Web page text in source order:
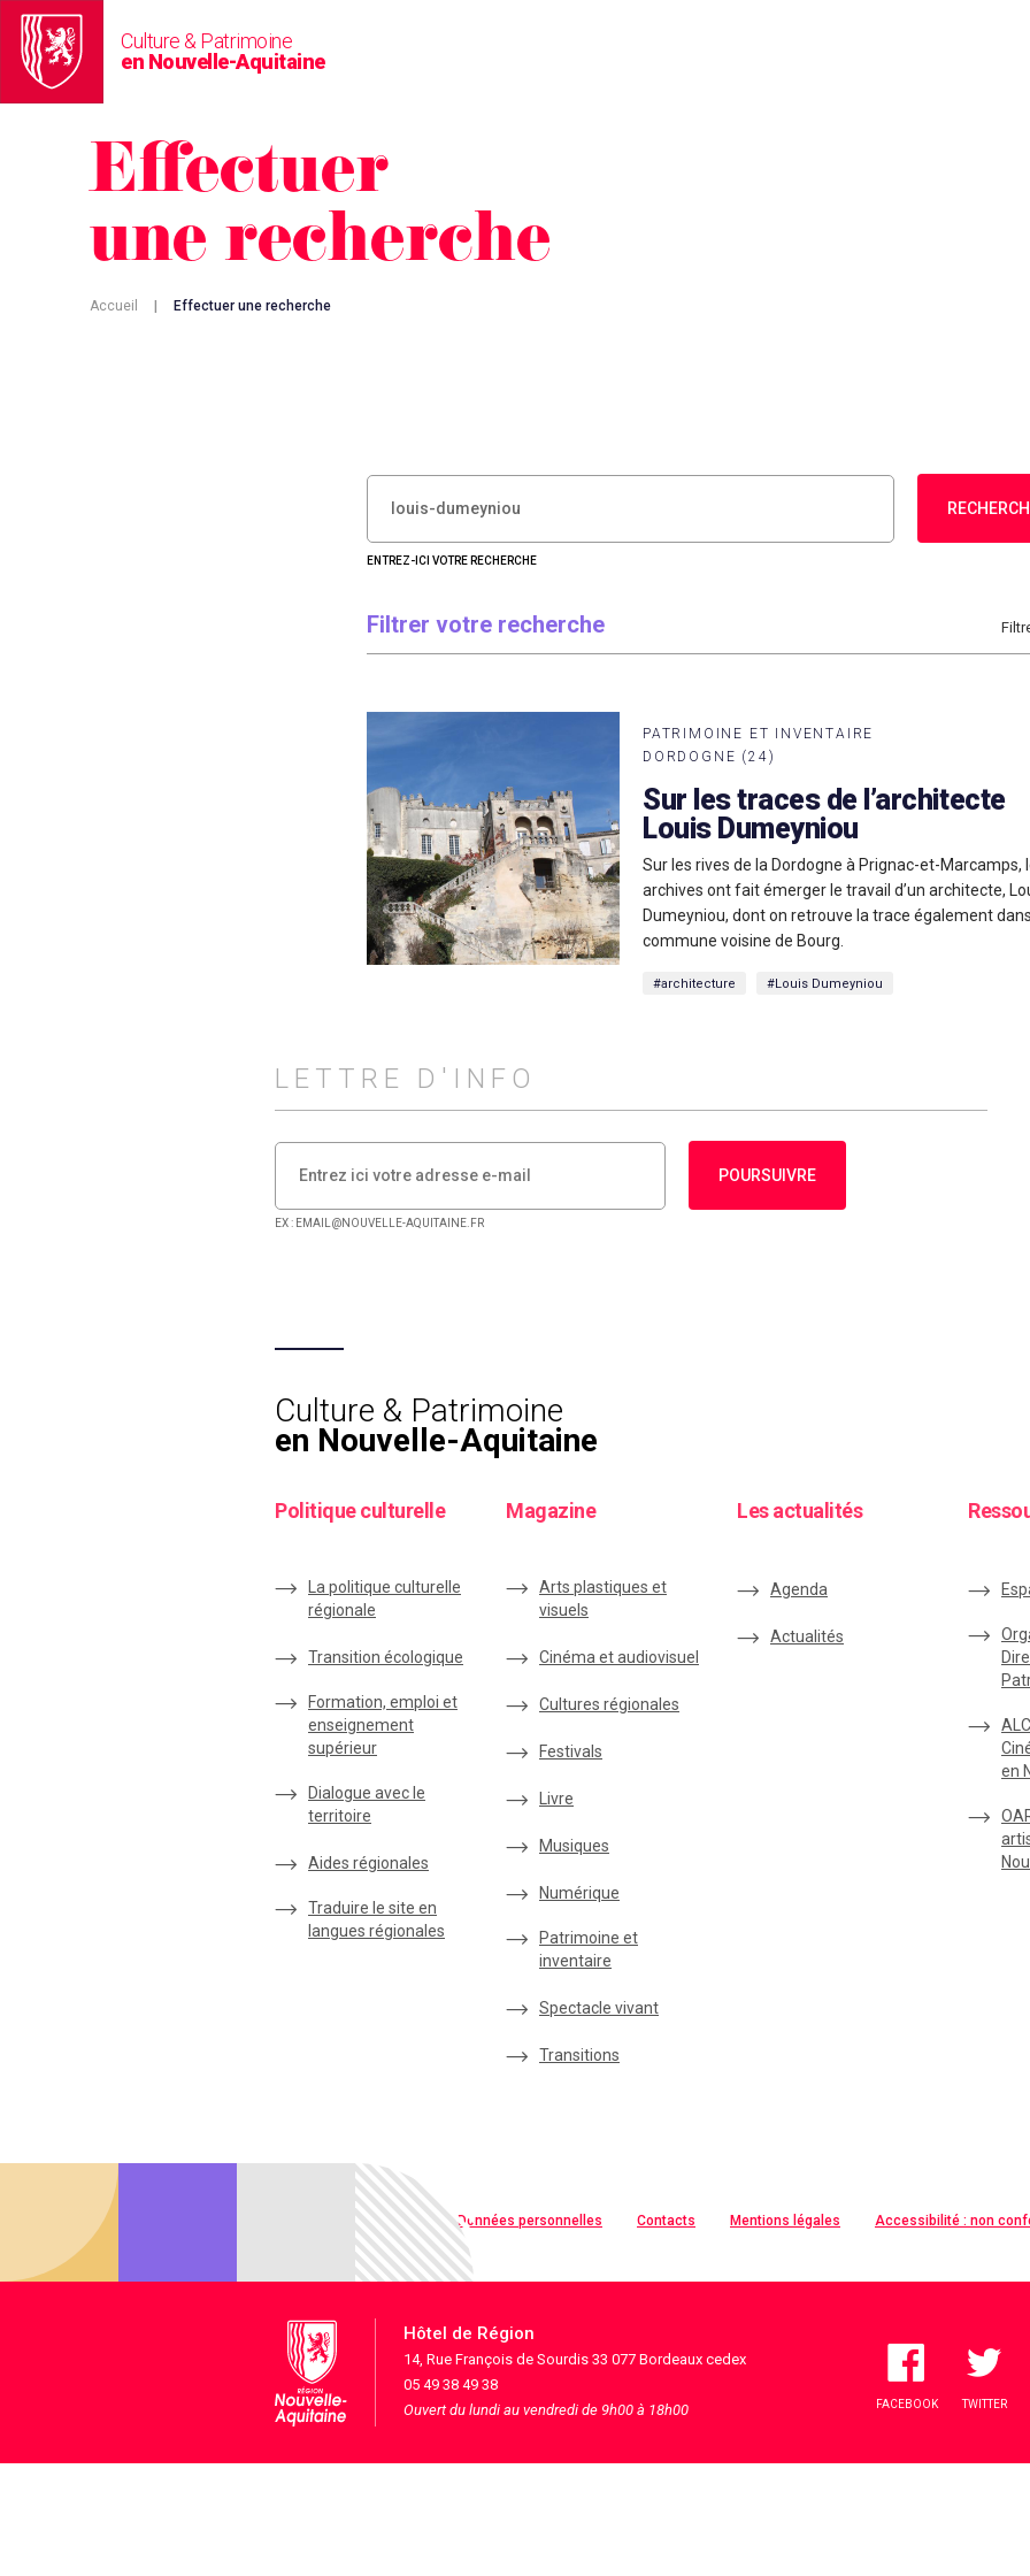
Culture & Patrimoine
en Nouvelle-Aquitaine
Effectuer
une recherche
Accueil Effectuer une recherche
RECHERCHER :
ENTREZ-ICI VOTRE RECHERCHE
Filtrer votre recherche
PATRIMOINE ET INVENTAIRE
DORDOGNE (24)
Sur les traces de l’architecte
Louis Dumeyniou
Sur les rives de la Dordogne à Prignac-et-Marcamps,
archives ont fait émerger le travail d’un architecte,
Dumeyniou, dont on retrouve la trace également
commune voisine de Bourg.
#architecture #Louis Dumeyniou
LETTRE D'INFO
POURSUIVRE
EX : EMAIL@NOUVELLE-AQUITAINE.FR
Culture & Patrimoine
en Nouvelle-Aquitaine
Politique culturelle
La politique culturelle
régionale
Transition écologique
Formation, emploi et
enseignement
supérieur
Dialogue avec le
territoire
Aides régionales
Traduire le site en
langues régionales
Magazine
Arts plastiques et
visuels
Cinéma et audiovisuel
Cultures régionales
Festivals
Livre
Musiques
Numérique
Patrimoine et
inventaire
Spectacle vivant
Transitions
Les actualités
Agenda
Actualités
en
Qualité web Données personnelles Contacts Mentions légales Accessibilité : non
Hôtel de Région
14, Rue François de Sourdis 33 077 Bordeaux cedex
05 49 38 49 38
Ouvert du lundi au vendredi de 9h00 à 18h00
FACEBOOK TWITTER